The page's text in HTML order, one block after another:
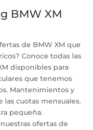
BMW XM
de BMW XM que
Conoce todas las
disponibles para
que tenemos
Mantenimientos y
cuotas mensuales.
pequeña.
ofertas de